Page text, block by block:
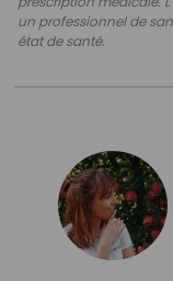
un professionnel de
état de santé.